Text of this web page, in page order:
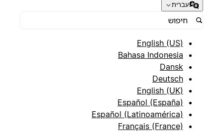
עברית
English (US)
Bahasa Indonesia
Dansk
Deutsch
English (UK)
Español (España)
Español (Latinoamérica)
Français (France)